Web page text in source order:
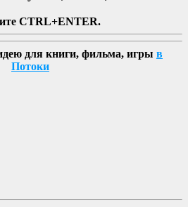
CTRL+ENTER.
для книги, фильма, игры в
Потоки